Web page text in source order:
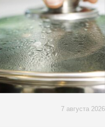
7 августа 2026